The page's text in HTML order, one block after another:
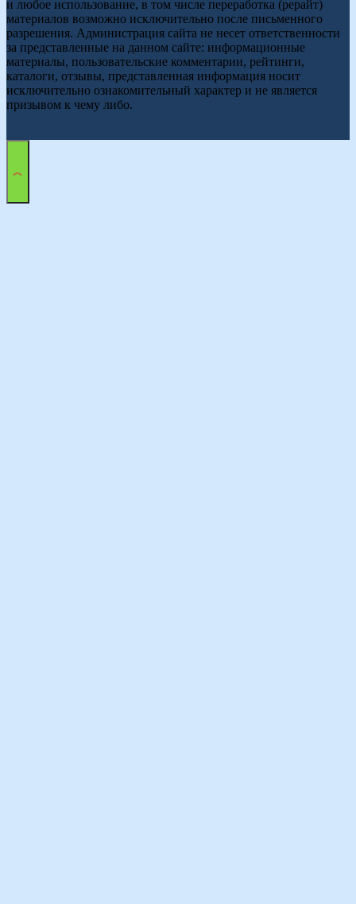
и любое использование, в том числе переработка (рерайт)
материалов возможно исключительно после письменного
разрешения. Администрация сайта не несет ответственности
за представленные на данном сайте: информационные
материалы, пользовательские комментарии, рейтинги,
каталоги, отзывы, представленная информация носит
исключительно ознакомительный характер и не является
призывом к чему либо.